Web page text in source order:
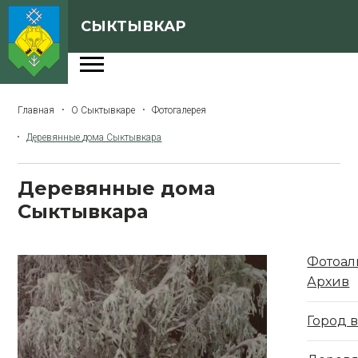
СЫКТЫВКАР
О Сыктывкаре
Бюджет города
Версия для слабовидящих
Главная О Сыктывкаре Фотогалерея
Деревянные дома Сыктывкара
Деревянные дома
Сыктывкара
Архив
Город